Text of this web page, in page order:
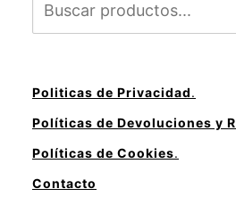
Politicas de Privacidad.
Políticas de Devoluciones y
Políticas de Cookies.
Contacto